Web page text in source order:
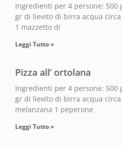
Ingredienti per 4 persone: 500
gr di lievito di birra acqua
1 mazzetto di
Leggi Tutto »
Pizza all’ ortolana
Ingredienti per 4 persone: 500
gr di lievito di birra acqua circa
melanzana 1 peperone
Leggi Tutto »